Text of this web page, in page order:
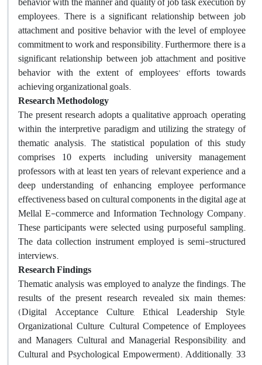
employees. There is a significant relationship between job
attachment and positive behavior with the level of employee
commitment to work and responsibility. Furthermore, there is a
significant relationship between job attachment and positive
behavior with the extent of employees’ efforts towards
achieving organizational goals.
Research Methodology
The present research adopts a qualitative approach, operating
within the interpretive paradigm and utilizing the strategy of
thematic analysis. The statistical population of this study
comprises 10 experts, including university management
professors with at least ten years of relevant experience and a
deep understanding of enhancing employee performance
effectiveness based on cultural components in the digital age at
Mellal E-commerce and Information Technology Company.
These participants were selected using purposeful sampling.
The data collection instrument employed is semi-structured
interviews.
Research Findings
Thematic analysis was employed to analyze the findings. The
results of the present research revealed six main themes:
(Digital Acceptance Culture, Ethical Leadership Style,
Organizational Culture, Cultural Competence of Employees
and Managers, Cultural and Managerial Responsibility, and
Cultural and Psychological Empowerment). Additionally, 33